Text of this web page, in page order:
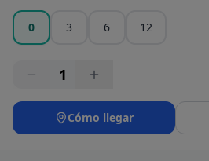
0 3 6 12
1
Cómo llegar